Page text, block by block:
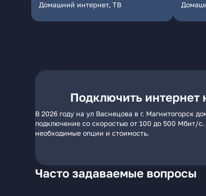
Домашний интернет, ТВ
Подключить интернет
В 2026 году на ул Васнецова в г. Магнитогорск
подключение со скоростью от 100 до 500 Мбит/
необходимые опции и стоимость.
Часто задаваемые вопросы